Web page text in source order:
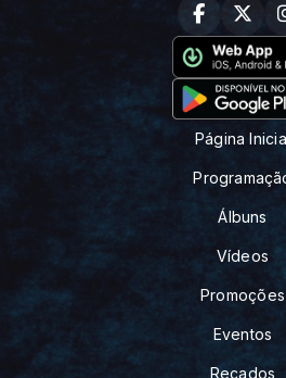
Página
Álbuns
Vídeos
Promoções
Eventos
Recados